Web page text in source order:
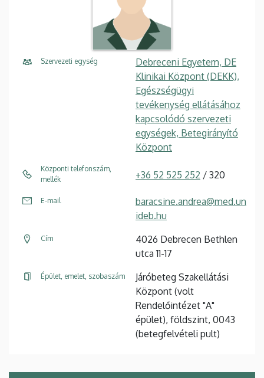
Szervezeti egység
Debreceni Egyetem, DE
Klinikai Központ (DEKK),
Egészségügyi
tevékenység ellátásához
kapcsolódó szervezeti
egységek, Betegirányító
Központ
Központi telefonszám,
mellék
+36 52 525 252 / 320
E-mail
baracsine.andrea@med.un
ideb.hu
Cím
4026 Debrecen Bethlen
utca 11-17
Épület, emelet, szobaszám
Járóbeteg Szakellátási
Központ (volt
Rendelőintézet "A"
épület), földszint, 0043
(betegfelvételi pult)